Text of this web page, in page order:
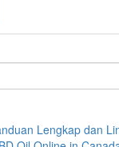
Lengkap dan